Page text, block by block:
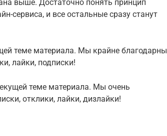
выше. Достаточно понять принцип
сервиса, и все остальные сразу станут
теме материала. Мы крайне благодарны
лайки, подписки!
теме материала. Мы очень
отклики, лайки, дизлайки!